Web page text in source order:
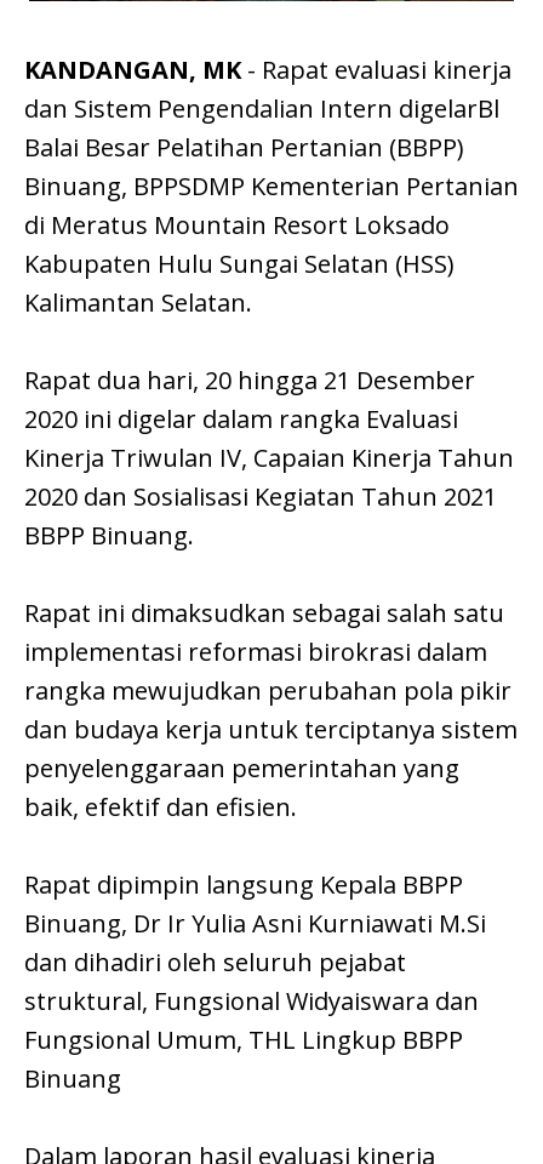
KANDANGAN, MK- Rapat evaluasi kinerja
dan Sistem Pengendalian Intern digelarBl
Balai Besar Pelatihan Pertanian (BBPP)
Binuang, BPPSDMP Kementerian Pertanian
di Meratus Mountain Resort Loksado
Kabupaten Hulu Sungai Selatan (HSS)
Kalimantan Selatan.
Rapat dua hari, 20 hingga 21 Desember
2020 ini digelar dalam rangka Evaluasi
Kinerja Triwulan IV, Capaian Kinerja Tahun
2020 dan Sosialisasi Kegiatan Tahun 2021
BBPP Binuang.
Rapat ini dimaksudkan sebagai salah satu
implementasi reformasi birokrasi dalam
rangka mewujudkan perubahan pola pikir
dan budaya kerja untuk terciptanya sistem
penyelenggaraan pemerintahan yang
baik, efektif dan efisien.
Rapat dipimpin langsung Kepala BBPP
Binuang, Dr Ir Yulia Asni Kurniawati M.Si
dan dihadiri oleh seluruh pejabat
struktural, Fungsional Widyaiswara dan
Fungsional Umum, THL Lingkup BBPP
Binuang
Dalam laporan hasil evaluasi kinerja